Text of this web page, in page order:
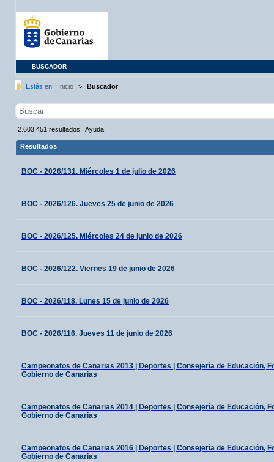
BUSCADOR
Estás en Inicio > Buscador
2.603.451 resultados | Ayuda
Resultados
BOC - 2026/131. Miércoles 1 de julio de 2026
BOC - 2026/126. Jueves 25 de junio de 2026
BOC - 2026/125. Miércoles 24 de junio de 2026
BOC - 2026/122. Viernes 19 de junio de 2026
BOC - 2026/118. Lunes 15 de junio de 2026
BOC - 2026/116. Jueves 11 de junio de 2026
Campeonatos de Canarias 2013 | Deportes | Consejería de Educación,
Gobierno de Canarias
Campeonatos de Canarias 2014 | Deportes | Consejería de Educación,
Gobierno de Canarias
Campeonatos de Canarias 2016 | Deportes | Consejería de Educación,
Gobierno de Canarias